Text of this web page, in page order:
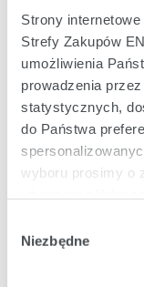
Strony
Strefy Zakupów
umożliwienia
prowadzenia
statystycznych,
do Państwa
wyboru prosimy o
Szczegółowe
zgody
Niezbędne
Oferta dla domu
Oferta dla Małych firm
Oferta dla Biznesu
Zielona energia Dla
Zielona energia dla
Instytucje publiczne